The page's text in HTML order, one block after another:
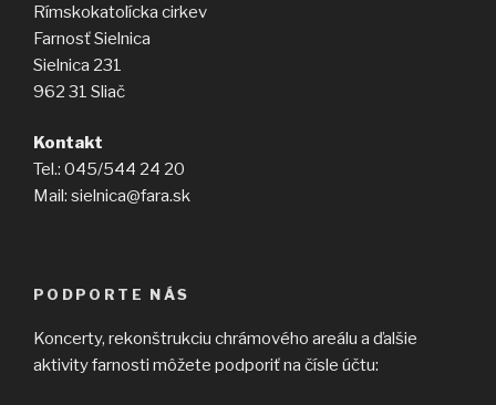
Rímskokatolícka cirkev
Farnosť Sielnica
Sielnica 231
962 31 Sliač
Kontakt
Tel.: 045/544 24 20
Mail: sielnica@fara.sk
PODPORTE NÁS
Koncerty, rekonštrukciu chrámového areálu a ďalšie
aktivity farnosti môžete podporiť na čísle účtu: